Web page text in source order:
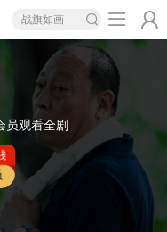
战旗如画
员观看全剧